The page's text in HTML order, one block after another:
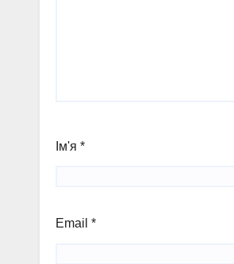
Ім'я *
Email *